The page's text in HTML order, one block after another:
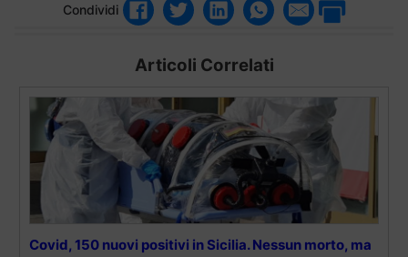
Condividi
Articoli Correlati
Covid, 150 nuovi positivi in Sicilia. Nessun morto, ma